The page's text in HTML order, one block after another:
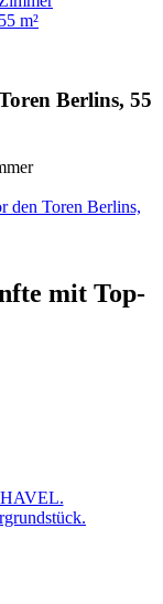
m²
Berlins, 55
den Toren Berlins,
mit Top-